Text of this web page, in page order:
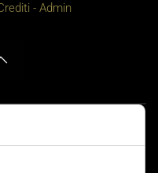
- Admin
Carbon